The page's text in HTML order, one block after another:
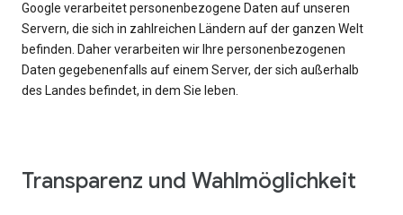
Google verarbeitet personenbezogene Daten auf unseren
Servern, die sich in zahlreichen Ländern auf der ganzen Welt
befinden. Daher verarbeiten wir Ihre personenbezogenen
Daten gegebenenfalls auf einem Server, der sich außerhalb
des Landes befindet, in dem Sie leben.
Transparenz und Wahlmöglichkeit